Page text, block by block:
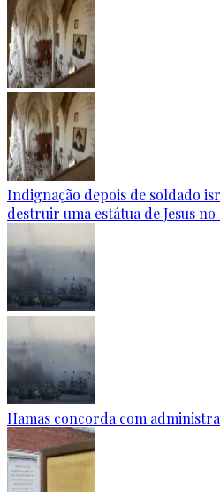
Indignação depois de soldado
destruir uma estátua de Jesus
Hamas concorda com